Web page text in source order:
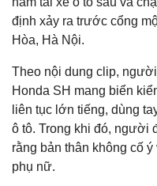
định xảy ra trước cổng
Hòa, Hà Nội.
Theo nội dung clip,
Honda SH mang biển
liên tục lớn tiếng, dùng
ô tô. Trong khi đó, người
rằng bản thân không cố
phụ nữ.